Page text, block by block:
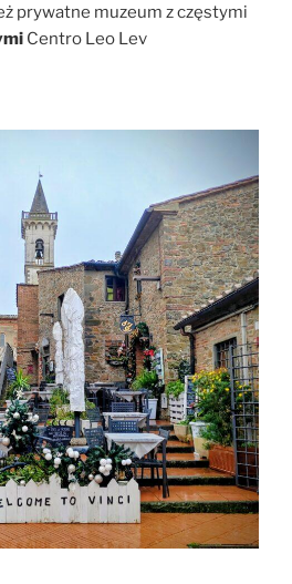
prywatne muzeum z częstymi
Centro Leo Lev